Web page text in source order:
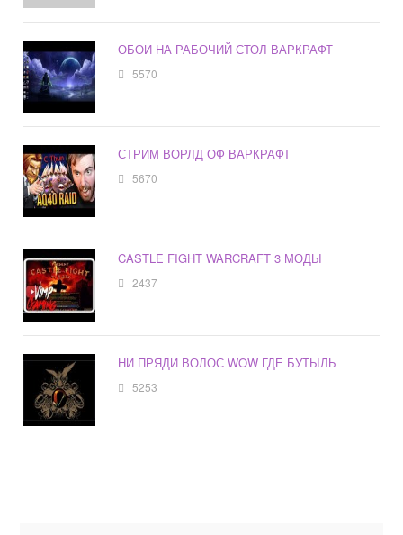
ОБОИ НА РАБОЧИЙ СТОЛ ВАРКРАФТ
5570
СТРИМ ВОРЛД ОФ ВАРКРАФТ
5670
CASTLE FIGHT WARCRAFT 3 МОДЫ
2437
НИ ПРЯДИ ВОЛОС WOW ГДЕ БУТЫЛЬ
5253